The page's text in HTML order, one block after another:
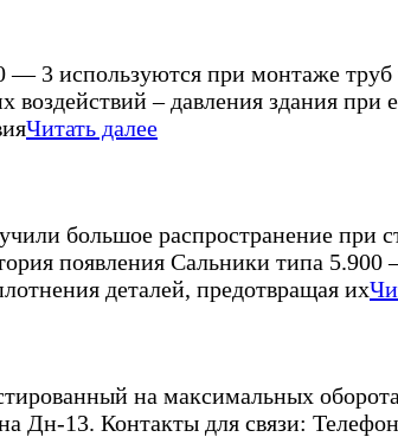
3 используются при монтаже труб
– давления здания при
Читать далее
большое распространение при
появления Сальники типа 5.900
деталей, предотвращая их
на максимальных
Дн-13. Контакты для связи: